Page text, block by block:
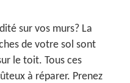
sur vos murs? La
de votre sol sont
le toit. Tous ces
à réparer. Prenez